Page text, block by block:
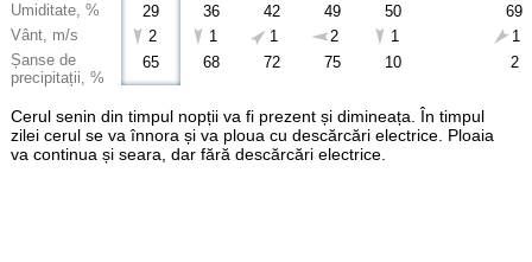
Umiditate, %
Vânt, m/s
Șanse de
precipitații, %
29
2
65
36
1
68
42
1
72
49
2
75
50
1
10
69
1
2
Cerul senin din timpul nopții va fi prezent și dimineața. În timpul
zilei cerul se va înnora și va ploua cu descărcări electrice. Ploaia
va continua și seara, dar fără descărcări electrice.